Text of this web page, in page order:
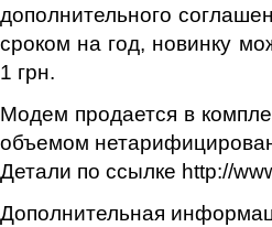
дополнительного
сроком на год, новинку
1 грн.
Модем продается в
объемом
Детали по ссылке http://
Дополнительная